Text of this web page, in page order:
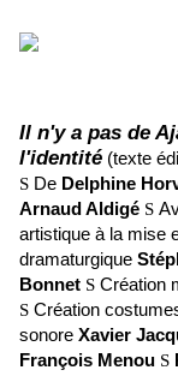
Il n'y a pas de
l'identité (texte
S De Delphine
Arnaud Aldigé S
artistique à la mise
dramaturgique
Bonnet S Création
S Création
sonore Xavier
François Menou S